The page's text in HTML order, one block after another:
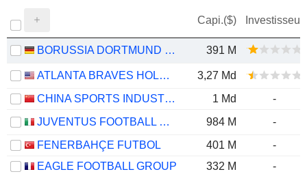
Capi.($) Investisseur
BORUSSIA DORTMUND GMBH 391 M
ATLANTA BRAVES HOLDINGS, INC.
3,27 Md
CHINA SPORTS INDUSTRY GROUP CO., LTD.
1 Md
-
JUVENTUS FOOTBALL CLUB S.P.A.
984 M
-
FENERBAHÇE FUTBOL
401 M
-
EAGLE FOOTBALL GROUP
332 M
-